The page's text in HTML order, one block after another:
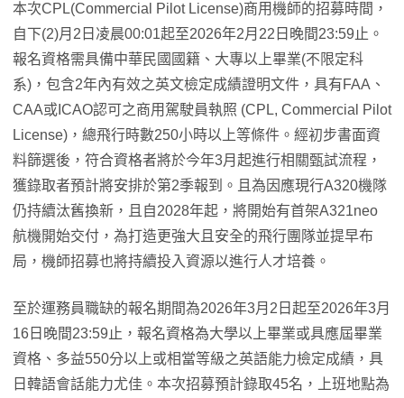
本次CPL(Commercial Pilot License)商用機師的招募時間，
自下(2)月2日凌晨00:01起至2026年2月22日晚間23:59止。
報名資格需具備中華民國國籍、大專以上畢業(不限定科
系)，包含2年內有效之英文檢定成績證明文件，具有FAA、
CAA或ICAO認可之商用駕駛員執照 (CPL, Commercial Pilot
License)，總飛行時數250小時以上等條件。經初步書面資
料篩選後，符合資格者將於今年3月起進行相關甄試流程，
獲錄取者預計將安排於第2季報到。且為因應現行A320機隊
仍持續汰舊換新，且自2028年起，將開始有首架A321neo
航機開始交付，為打造更強大且安全的飛行團隊並提早布
局，機師招募也將持續投入資源以進行人才培養。
至於運務員職缺的報名期間為2026年3月2日起至2026年3月
16日晚間23:59止，報名資格為大學以上畢業或具應屆畢業
資格、多益550分以上或相當等級之英語能力檢定成績，具
日韓語會話能力尤佳。本次招募預計錄取45名，上班地點為